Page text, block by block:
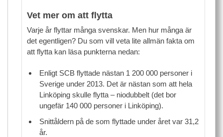
Vet mer om att flytta
Varje år flyttar många svenskar. Men hur många är
det egentligen? Du som vill veta lite allmän fakta om
att flytta kan läsa punkterna nedan:
Enligt SCB flyttade nästan 1 200 000 personer i
Sverige under 2013. Det är nästan som att hela
Linköping skulle flytta – niodubbelt (det bor
ungefär 140 000 personer i Linköping).
Snittåldern på de som flyttade under året var 31,2
år.